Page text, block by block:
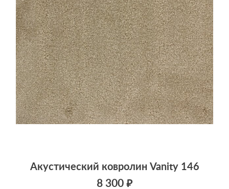
Акустический ковролин Vanity 146
8 300 ₽